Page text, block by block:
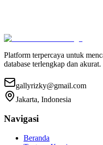
Platform terpercaya untuk
database terlengkap dan akurat.
gallyrizky@gmail.com
Jakarta, Indonesia
Navigasi
Beranda